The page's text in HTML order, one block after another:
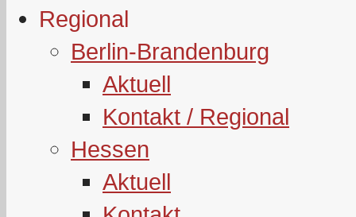
Regional
Berlin-Brandenburg
Aktuell
Kontakt / Regional
Hessen
Aktuell